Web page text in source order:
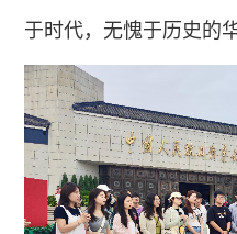
于时代，无愧于历史的